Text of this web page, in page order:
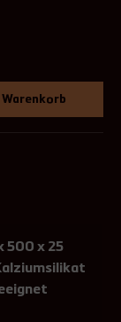
Warenkorb
500 x 25